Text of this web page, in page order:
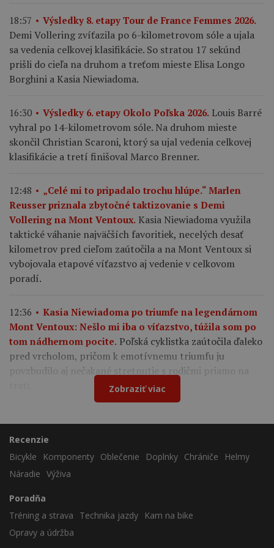
18:57 Výsledky 8. etapy Tour de France Femmes 2026.
Demi Vollering zvíťazila po 6-kilometrovom sóle a ujala
sa vedenia celkovej klasifikácie. So stratou 17 sekúnd
prišli do cieľa na druhom a treťom mieste Elisa Longo
Borghini a Kasia Niewiadoma.
16:30 Výsledky 6. etapy Okolo Poľska 2026. Louis Barré
vyhral po 14-kilometrovom sóle. Na druhom mieste
skončil Christian Scaroni, ktorý sa ujal vedenia celkovej
klasifikácie a tretí finišoval Marco Brenner.
12:48
„Celé mi to pripadalo trochu hlúpe.“ Marlen
Reusser priznala zbytočné taktizovanie s Demi
Vollering na Mont Ventoux. Kasia Niewiadoma využila
taktické váhanie najväčších favoritiek, necelých desať
kilometrov pred cieľom zaútočila a na Mont Ventoux si
vybojovala etapové víťazstvo aj vedenie v celkovom
poradí.
12:36
Kasia Niewiadoma po triumfe na legendárnom
Mont Ventoux: Nešlo mi iba o víťazstvo, túžila som po
tom nádhernom pocite. Poľská cyklistka zaútočila ďaleko
pred vrcholom, pričom k emotívnemu triumfu ju
povzbudilo aj nečakané stretnutie s rodičmi priamo na
Zobraziť viac
Recenzie
Bicykle
Komponenty Oblečenie Doplnky Chrániče
Helmy
Náradie Výživa
Poradňa
Tréning a strava
Technika jazdy
Kam na bike
Opravy a údržba